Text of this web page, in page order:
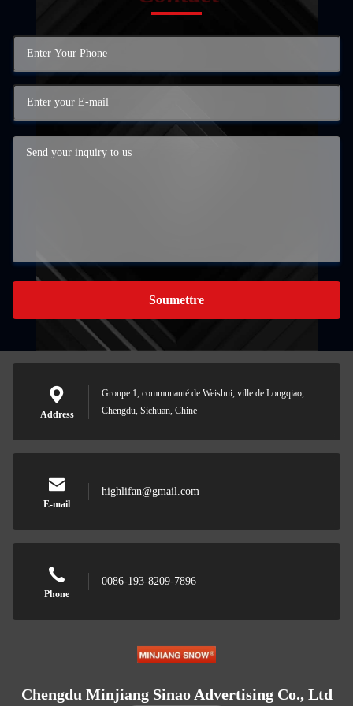
Soumettre
Address
Groupe 1, communauté de Weishui, ville de Longqiao,
Chengdu, Sichuan, Chine
E-mail
highlifan@gmail.com
Phone
0086-193-8209-7896
Chengdu Minjiang Sinao Advertising Co., Ltd